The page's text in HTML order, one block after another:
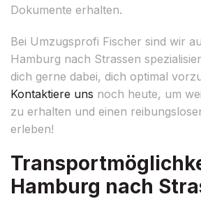
Dokumente erhalten.
Bei Umzugsprofi Fischer sind wir
Hamburg nach Strassen
dich gerne dabei, dich optimal
Kontaktiere uns noch heute, um
zu erhalten und einen
erleben!
Hamburg nach